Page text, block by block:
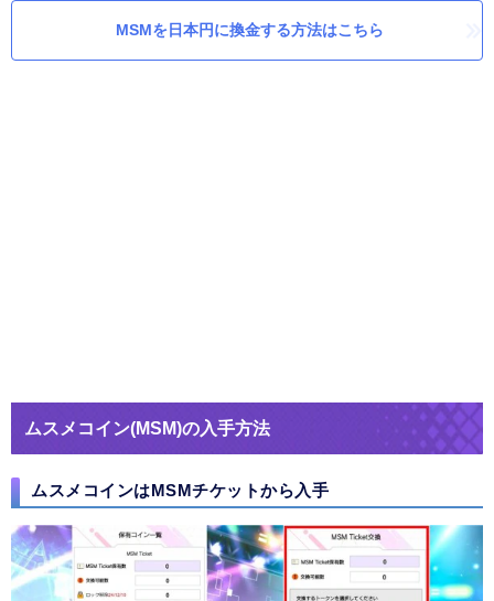
MSMを日本円に換金する方法はこちら
ムスメコイン(MSM)の入手方法
ムスメコインはMSMチケットから入手